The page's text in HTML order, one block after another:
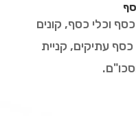
וכלי כסף, קונים
עתיקים, קניית